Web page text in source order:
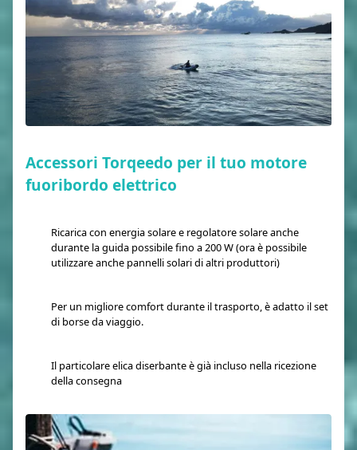
Accessori Torqeedo per il tuo motore
fuoribordo elettrico
Ricarica con energia solare e regolatore solare anche
durante la guida possibile fino a 200 W (ora è possibile
utilizzare anche pannelli solari di altri produttori)
Per un migliore comfort durante il trasporto, è adatto il set
di borse da viaggio.
Il particolare elica diserbante è già incluso nella ricezione
della consegna